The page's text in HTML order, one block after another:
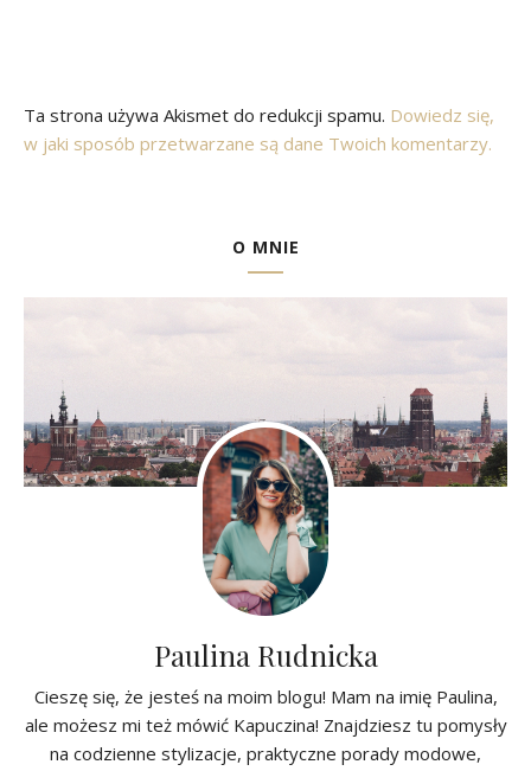
Ta strona używa Akismet do redukcji spamu. Dowiedz się,
w jaki sposób przetwarzane są dane Twoich komentarzy.
O MNIE
Paulina Rudnicka
Cieszę się, że jesteś na moim blogu! Mam na imię Paulina,
ale możesz mi też mówić Kapuczina! Znajdziesz tu pomysły
na codzienne stylizacje, praktyczne porady modowe,